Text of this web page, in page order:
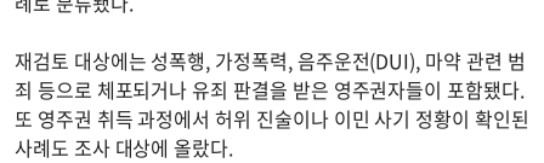
재검토 대상에는 성폭행, 가정폭력, 음주운전(DUI), 마약 관련 범
죄 등으로 체포되거나 유죄 판결을 받은 영주권자들이 포함됐다.
또 영주권 취득 과정에서 허위 진술이나 이민 사기 정황이 확인된
사례도 조사 대상에 올랐다.